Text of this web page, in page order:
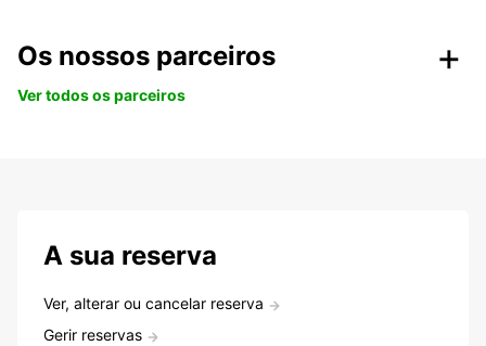
Os nossos parceiros
Ver todos os parceiros
A sua reserva
Ver, alterar ou cancelar reserva
Gerir reservas